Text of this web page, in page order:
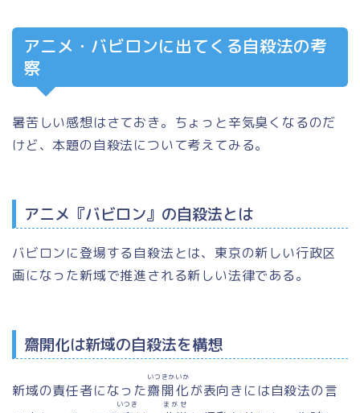
アニメ・バビロンに出てくる自殺法の考
察
暑苦しい感想はさておき。ちょっと辛気臭くなるのだ
けど、本題の自殺法について考えてみる。
アニメ『バビロン』の自殺法とは
バビロンに登場する自殺法とは、東京の新しい行政区
画になった新域で推進される新しい法律である。
齋開化は新域の自殺法を構想
新域の責任者になった齋開化
いつきかいか
が表向きには自殺法の言
いつき まがせ